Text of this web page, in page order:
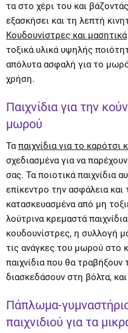
τα στο χέρι του και
εξασκήσει και τη λεπτή
Κουδουνίστρες και μασητικά
τοξικά υλικά υψηλής
απόλυτα ασφαλή για το μωρό
χρήση.
Παιχνίδια για την
μωρού
Ταπαιχνίδια για το καρότσι
σχεδιασμένα για να
σας. Τα ποιοτικά παιχνίδια
επίκεντρο την ασφάλεια και
κατασκευασμένα από μη
λούτρινα κρεμαστά
κουδουνίστρες, η συλλογή
τις ανάγκες του μωρού στο
παιχνίδια που θα
διασκεδάσουν στη βόλτα,
Πάπλωμα-
παιχνιδιού για τα